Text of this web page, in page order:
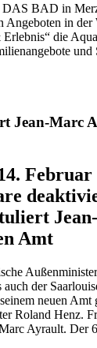
BAD in
Angeboten in der
die
und
Jean-Marc
Februar
Amt
der
neuen Amt
Roland Henz.
Ayrault. Der